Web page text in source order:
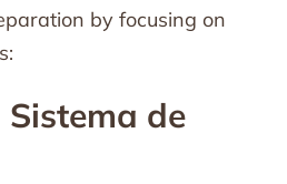
by focusing on
Sistema de